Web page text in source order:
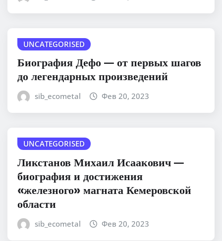
UNCATEGORISED
Биография Дефо — от первых шагов
до легендарных произведений
sib_ecometal Фев 20, 2023
UNCATEGORISED
Ликстанов Михаил Исаакович —
биография и достижения
«железного» магната Кемеровской
области
sib_ecometal Фев 20, 2023